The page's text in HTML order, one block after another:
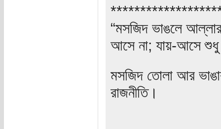
“মসজিদ ভাঙলে
আসে না; যায়-আসে শুধু
মসজিদ তোলা আর
রাজনীতি।